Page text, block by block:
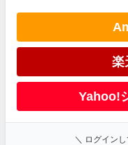
楽
Yahoo!
＼ ログイン